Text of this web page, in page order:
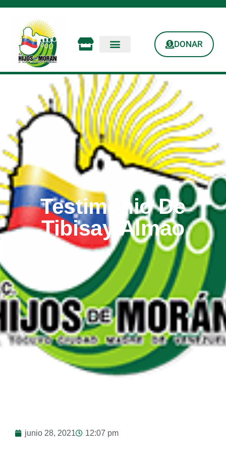
DONAR
Testimonio De
Tibisay Almao
junio 28, 2021 12:07 pm